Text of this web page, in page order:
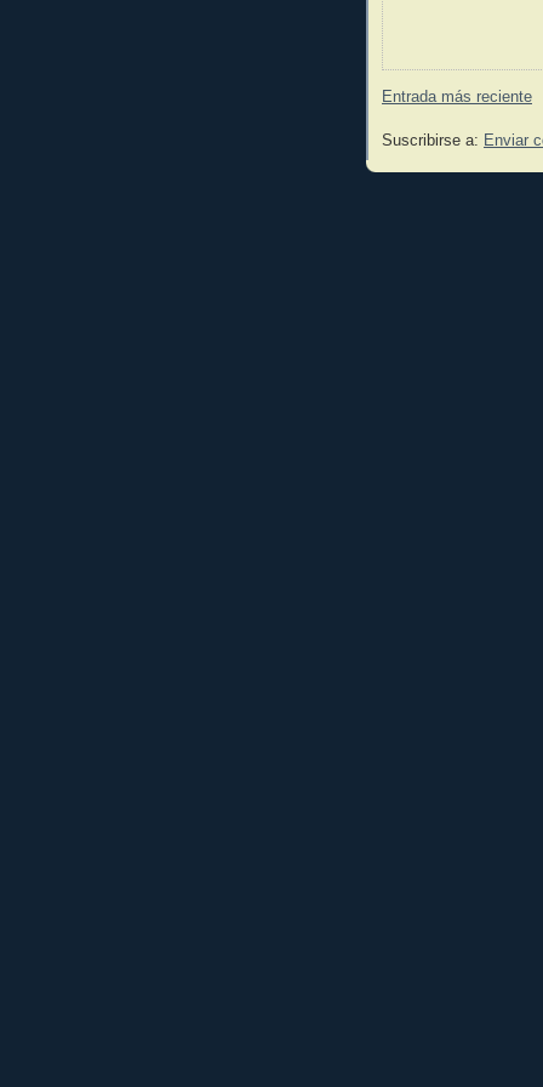
Entrada más reciente
Suscribirse a: Enviar